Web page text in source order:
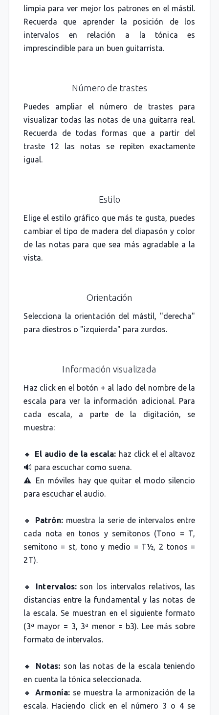
limpia para ver mejor los patrones en el mástil.
Recuerda que aprender la posición de los
intervalos en relación a la tónica es
imprescindible para un buen guitarrista.
Número de trastes
Puedes ampliar el número de trastes para
visualizar todas las notas de una guitarra real.
Recuerda de todas formas que a partir del
traste 12 las notas se repiten exactamente
igual.
Estilo
Elige el estilo gráfico que más te gusta, puedes
cambiar el tipo de madera del diapasón y color
de las notas para que sea más agradable a la
vista.
Orientación
Selecciona la orientación del mástil, "derecha"
para diestros o "izquierda" para zurdos.
Información visualizada
Haz click en el botón + al lado del nombre de la
escala para ver la información adicional. Para
cada escala, a parte de la digitación, se
muestra:
🔸 El audio de la escala: haz click el el altavoz
🔊 para escuchar como suena.
⚠️ En móviles hay que quitar el modo silencio
para escuchar el audio.
🔸 Patrón:muestra la serie de intervalos entre
cada nota en tonos y semitonos (Tono = T,
semitono = st, tono y medio = T½, 2 tonos =
2T).
🔸 Intervalos:son los intervalos relativos, las
distancias entre la fundamental y las notas de
la escala. Se muestran en el siguiente formato
(3ª mayor = 3, 3ª menor = b3). Lee más sobre
formato de intervalos.
🔸 Notas: son las notas de la escala teniendo
en cuenta la tónica seleccionada.
🔸Armonía:se muestra la armonización de la
escala. Haciendo click en el número 3 o 4 se